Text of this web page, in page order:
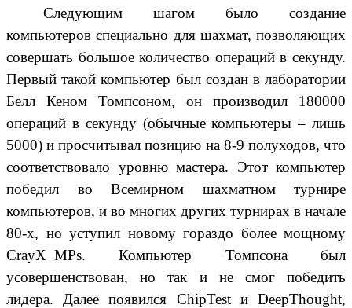
Следующим шагом было создание
компьютеров специально для шахмат, позволяющих
совершать большое количество операций в секунду.
Первый такой компьютер был создан в лаборатории
Белл Кеном Томпсоном, он производил 180000
операций в секунду (обычные компьютеры – лишь
5000) и просчитывал позицию на 8-9 полуходов, что
соответствовало уровню мастера. Этот компьютер
победил во Всемирном шахматном турнире
компьютеров, и во многих других турнирах в начале
80-х, но уступил новому гораздо более мощному
CrayX_MPs. Компьютер Томпсона был
усовершенствован, но так и не смог победить
лидера. Далее появился ChipTest и DeepThought,